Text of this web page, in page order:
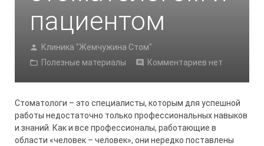
пациентом
Клиника "Жемчужина Стом"
Полезные материалы
Комментариев нет
Стоматологи – это специалисты, которым для успешной
работы недостаточно только профессиональных навыков
и знаний. Как и все профессионалы, работающие в
области «человек – человек», они нередко поставлены